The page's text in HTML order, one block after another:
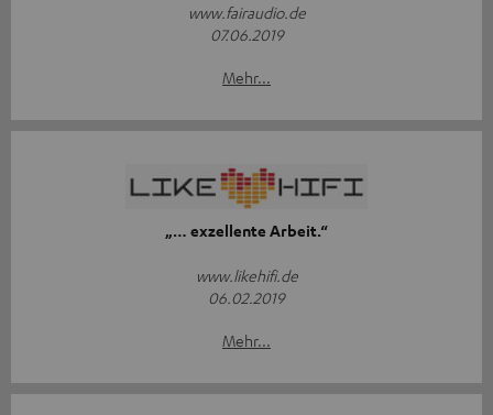
www.fairaudio.de
07.06.2019
Mehr...
„… exzellente Arbeit.“
www.likehifi.de
06.02.2019
Mehr...